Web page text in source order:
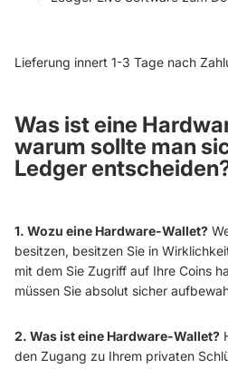
Lieferung innert 1-3 Tage nach
Was ist eine
warum sollte man
Ledger
1. Wozu eine Hardware-Wallet?
besitzen, besitzen Sie in
mit dem Sie Zugriff auf Ihre Coins
müssen Sie absolut sicher
2. Was ist eine Hardware-Wallet?
den Zugang zu Ihrem privaten